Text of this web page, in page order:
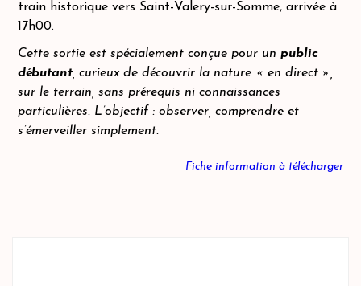
train historique vers Saint-Valery-sur-Somme, arrivée à
17h00.
Cette sortie est spécialement conçue pour unpublic
débutant , curieux de découvrir la nature « en direct »,
sur le terrain, sans prérequis ni connaissances
particulières. L’objectif : observer, comprendre et
s’émerveiller simplement.
Fiche information à télécharger